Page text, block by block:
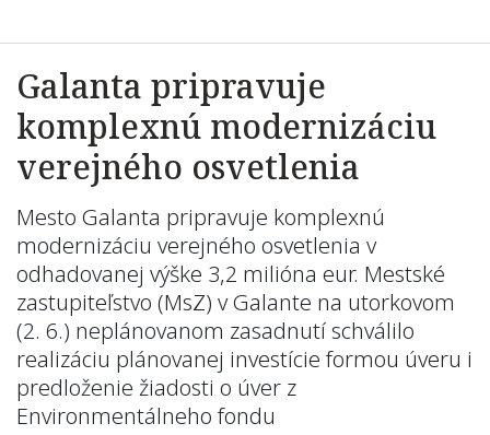
Galanta pripravuje
komplexnú modernizáciu
verejného osvetlenia
Mesto Galanta pripravuje komplexnú
modernizáciu verejného osvetlenia v
odhadovanej výške 3,2 milióna eur. Mestské
zastupiteľstvo (MsZ) v Galante na utorkovom
(2. 6.) neplánovanom zasadnutí schválilo
realizáciu plánovanej investície formou úveru i
predloženie žiadosti o úver z
Environmentálneho fondu